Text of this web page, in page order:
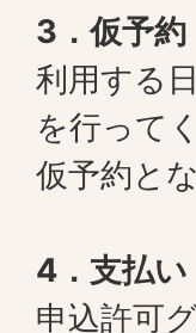
3．仮予約
利用する
を行って
仮予約と
4．支払い
申込許可